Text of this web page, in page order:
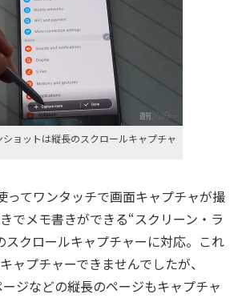
ョットは縦長のスクロールキャプチャ
ってワンタッチで画面キャプチャが撮
でメモ書きができる“スクリーン・ラ
スクロールキャプチャーに対応。これ
ャプチャーできませんでしたが、
ジなどの縦長のページもキャプチャ